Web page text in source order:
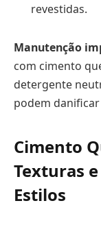
revestidas.
Manutenção
com cimento
detergente
podem
Cimento
Texturas
Estilos